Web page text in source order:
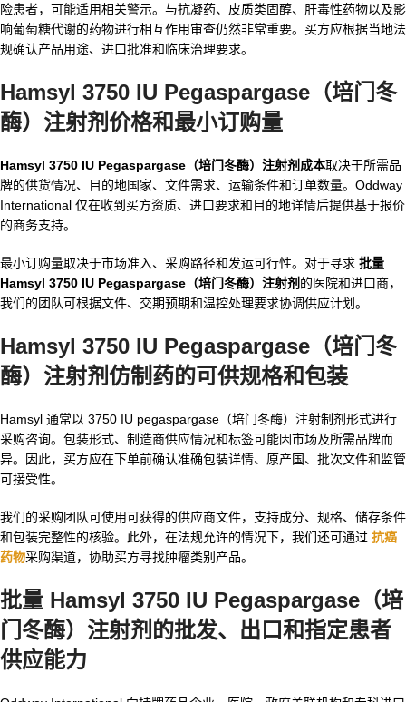
险患者，可能适用相关警示。与抗凝药、皮质类固醇、肝毒性药物以及影
响葡萄糖代谢的药物进行相互作用审查仍然非常重要。买方应根据当地法
规确认产品用途、进口批准和临床治理要求。
Hamsyl 3750 IU Pegaspargase（培门冬
酶）注射剂价格和最小订购量
Hamsyl 3750 IU Pegaspargase（培门冬酶）注射剂成本取决于所需品
牌的供货情况、目的地国家、文件需求、运输条件和订单数量。Oddway
International 仅在收到买方资质、进口要求和目的地详情后提供基于报价
的商务支持。
最小订购量取决于市场准入、采购路径和发运可行性。对于寻求 批量
Hamsyl 3750 IU Pegaspargase（培门冬酶）注射剂 的医院和进口商，
我们的团队可根据文件、交期预期和温控处理要求协调供应计划。
Hamsyl 3750 IU Pegaspargase（培门冬
酶）注射剂仿制药的可供规格和包装
Hamsyl 通常以 3750 IU pegaspargase（培门冬酶）注射制剂形式进行
采购咨询。包装形式、制造商供应情况和标签可能因市场及所需品牌而
异。因此，买方应在下单前确认准确包装详情、原产国、批次文件和监管
可接受性。
我们的采购团队可使用可获得的供应商文件，支持成分、规格、储存条件
和包装完整性的核验。此外，在法规允许的情况下，我们还可通过 抗癌
药物采购渠道，协助买方寻找肿瘤类别产品。
批量 Hamsyl 3750 IU Pegaspargase（培
门冬酶）注射剂 的批发、出口和指定患者
供应能力